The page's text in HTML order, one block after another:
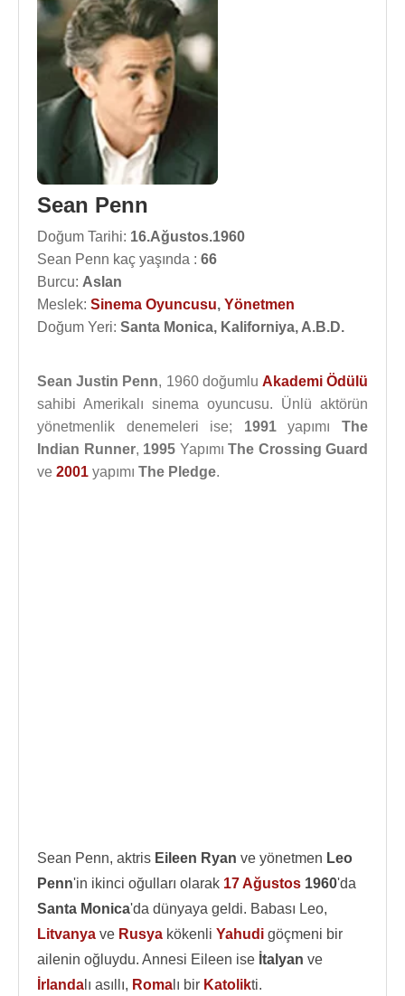
Sean Penn
Doğum Tarihi: 16.Ağustos.1960
Sean Penn kaç yaşında : 66
Burcu: Aslan
Meslek: Sinema Oyuncusu, Yönetmen
Doğum Yeri: Santa Monica, Kaliforniya, A.B.D.
Sean Justin Penn, 1960 doğumlu Akademi Ödülü
sahibi Amerikalı sinema oyuncusu. Ünlü aktörün
yönetmenlik denemeleri ise; 1991yapımıThe
Indian Runner, 1995 Yapımı The Crossing Guard
ve 2001 yapımı The Pledge.
Sean Penn, aktris Eileen Ryan ve yönetmen Leo
Penn'in ikinci oğulları olarak 17 Ağustos 1960'da
Santa Monica'da dünyaya geldi. Babası Leo,
Litvanya ve Rusya kökenli Yahudi göçmeni bir
ailenin oğluydu. Annesi Eileen ise İtalyan ve
İrlanda lı asıllı, Roma lı bir Katolikti.